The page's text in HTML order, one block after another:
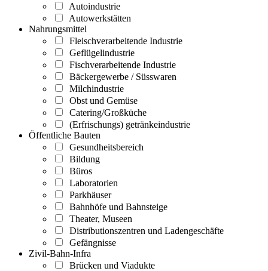
Autoindustrie
Autowerkstätten
Nahrungsmittel
Fleischverarbeitende Industrie
Geflügelindustrie
Fischverarbeitende Industrie
Bäckergewerbe / Süsswaren
Milchindustrie
Obst und Gemüse
Catering/Großküche
(Erfrischungs) getränkeindustrie
Öffentliche Bauten
Gesundheitsbereich
Bildung
Büros
Laboratorien
Parkhäuser
Bahnhöfe und Bahnsteige
Theater, Museen
Distributionszentren und Ladengeschäfte
Gefängnisse
Zivil-Bahn-Infra
Brücken und Viadukte